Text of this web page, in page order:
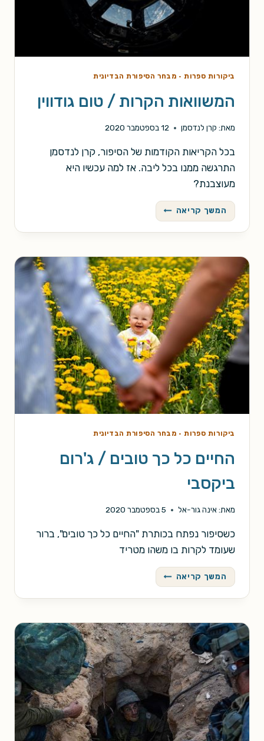
ביקורות ספרות· מבחר הסיפורת הבדיונית
המשוואות הקרות / טום גודווין
מאת: קרן לנדסמן 12 בספטמבר 2020
בכל הקריאות הקודמות של הסיפור, קרן לנדסמן
התרגשה ממנו בכל ליבה. אז למה עכשיו היא
מעוצבנת?
המשך קריאה המשוואות
הקרות
/
גודווין
ביקורות ספרות· מבחר הסיפורת הבדיונית
החיים כל כך טובים / ג'רום
ביקסבי
מאת: אינה גור-אל 5 בספטמבר 2020
כשסיפור נפתח בכותרת "החיים כל כך טובים", ברור
שעומד לקרות בו משהו מטריד
המשך קריאה החיים
כל
כך
/
ג'רום
ביקסבי